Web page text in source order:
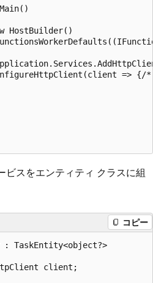
HostBuilder()
=> {/
ビスをエンティティ クラスに組
コピー
TaskEntity<object?>
client;